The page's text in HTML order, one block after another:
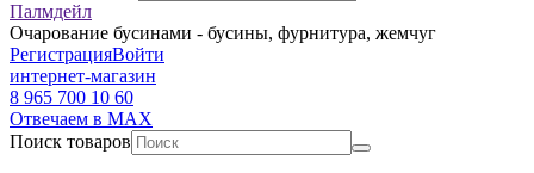
Палмдейл
Очарование бусинами - бусины, фурнитура, жемчуг
РегистрацияВойти
интернет-магазин
8 965 700 10 60
Отвечаем в MAX
Поиск товаров